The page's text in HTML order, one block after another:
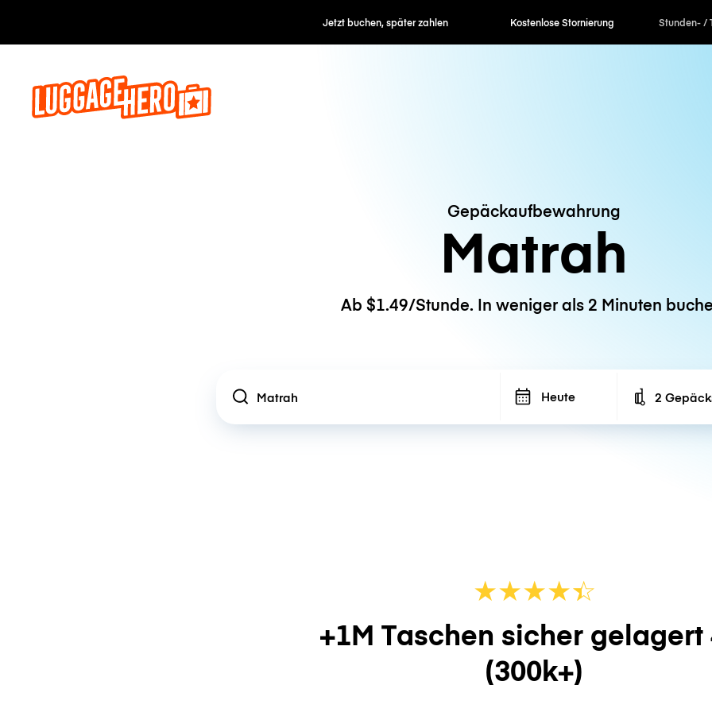
Jetzt buchen, später zahlen Kostenlose Stornierung Stunden- /
Gepäckaufbewahrung
Matrah
Ab $1.49/Stunde. In weniger als 2 Minuten
Location Heute Number of
2
★★★★☆
★
+1M Taschen sicher gelagert
(300k+)